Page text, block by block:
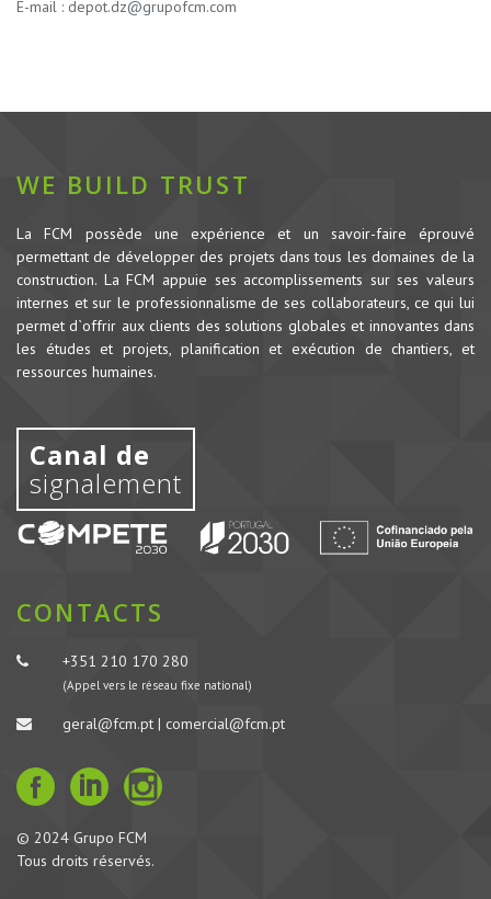
E-mail : depot.dz@grupofcm.com
WE BUILD TRUST
La FCM possède une expérience et un savoir-faire éprouvé
permettant de développer des projets dans tous les domaines de la
construction. La FCM appuie ses accomplissements sur ses valeurs
internes et sur le professionnalisme de ses collaborateurs, ce qui lui
permet d`offrir aux clients des solutions globales et innovantes dans
les études et projets, planification et exécution de chantiers, et
ressources humaines.
Canal de
signalement
CONTACTS
+351 210 170 280
(Appel vers le réseau fixe national)
geral@fcm.pt | comercial@fcm.pt
© 2024 Grupo FCM
Tous droits réservés.